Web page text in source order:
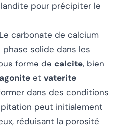
pour précipiter le
Le carbonate de calcium
solide dans les
forme de calcite, bien
et vaterite
dans des conditions
peut initialement
réduisant la porosité